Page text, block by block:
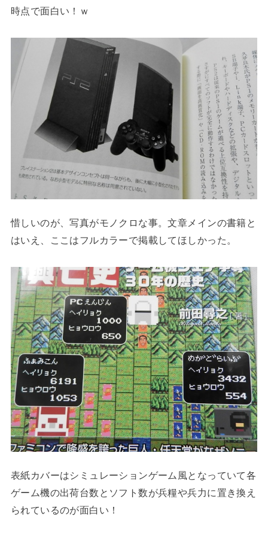
時点で面白い！ｗ
惜しいのが、写真がモノクロな事。文章メインの書籍と
はいえ、ここはフルカラーで掲載してほしかった。
表紙カバーはシミュレーションゲーム風となっていて各
ゲーム機の出荷台数とソフト数が兵糧や兵力に置き換え
られているのが面白い！